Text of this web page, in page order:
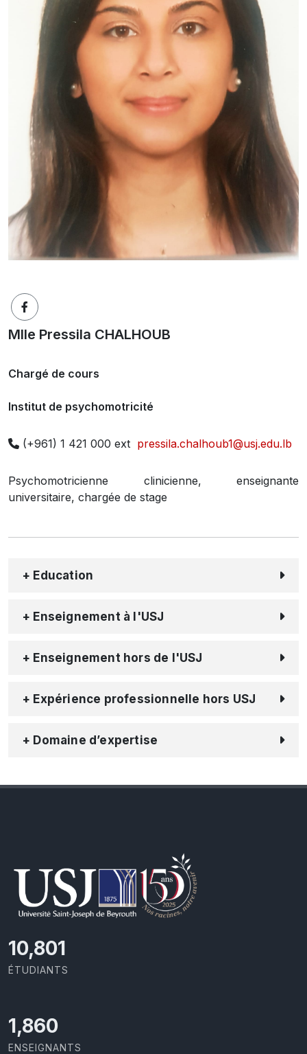
Mlle Pressila CHALHOUB
Chargé de cours
Institut de psychomotricité
(+961) 1 421 000 ext pressila.chalhoub1@usj.edu.lb
Psychomotricienne clinicienne, enseignante
universitaire, chargée de stage
+ Education
+ Enseignement à l'USJ
+ Enseignement hors de l'USJ
+ Expérience professionnelle hors USJ
+ Domaine d’expertise
11,727
ÉTUDIANTS
2,086
ENSEIGNANTS